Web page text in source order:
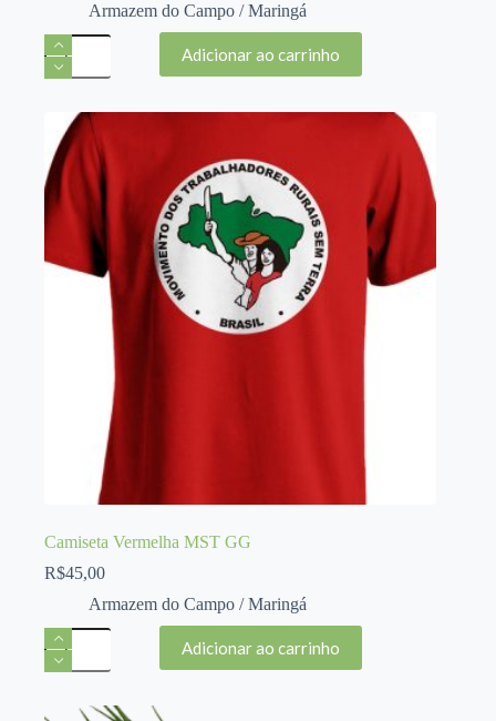
Armazem do Campo / Maringá
Camiseta
Vermelha
MST
quantidade
Adicionar ao carrinho
Camiseta Vermelha MST GG
R$45,00
Armazem do Campo / Maringá
Camiseta
Vermelha
MST
quantidade
Adicionar ao carrinho